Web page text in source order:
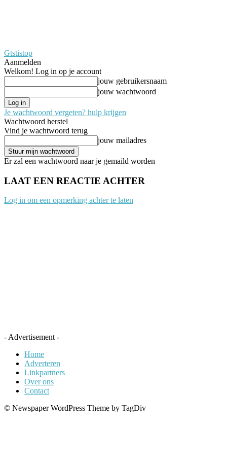
Gtstistop
Aanmelden
Welkom! Log in op je account
jouw gebruikersnaam
jouw wachtwoord
Je wachtwoord vergeten? hulp krijgen
Wachtwoord herstel
Vind je wachtwoord terug
jouw mailadres
Er zal een wachtwoord naar je gemaild worden
LAAT EEN REACTIE ACHTER
Log in om een opmerking achter te laten
- Advertisement -
Home
Adverteren
Linkpartners
Over ons
Contact
© Newspaper WordPress Theme by TagDiv